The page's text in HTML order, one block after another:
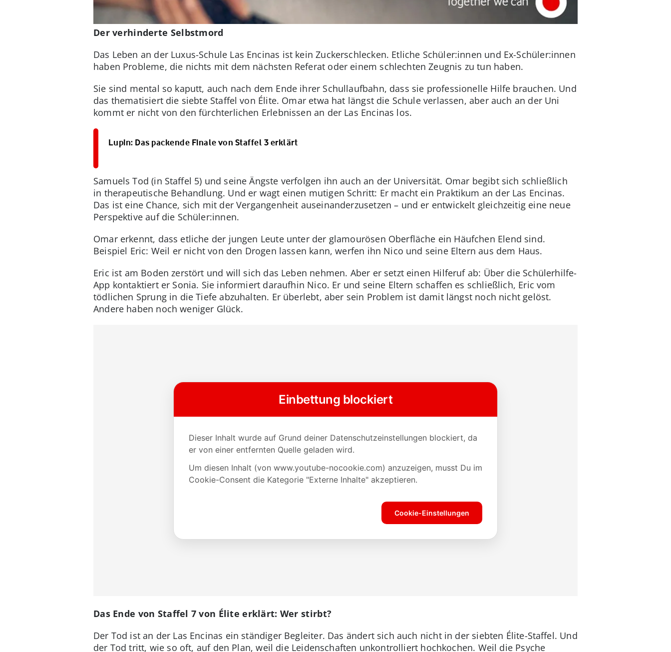
Der verhinderte Selbstmord
Das Leben an der Luxus-Schule Las Encinas ist kein Zuckerschlecken. Etliche Schüler:innen und Ex-Schüler:innen
haben Probleme, die nichts mit dem nächsten Referat oder einem schlechten Zeugnis zu tun haben.
Sie sind mental so kaputt, auch nach dem Ende ihrer Schullaufbahn, dass sie professionelle Hilfe brauchen. Und
das thematisiert die siebte Staffel von Élite. Omar etwa hat längst die Schule verlassen, aber auch an der Uni
kommt er nicht von den fürchterlichen Erlebnissen an der Las Encinas los.
Lupin: Das packende Finale von Staffel 3 erklärt
Samuels Tod (in Staffel 5) und seine Ängste verfolgen ihn auch an der Universität. Omar begibt sich schließlich
in therapeutische Behandlung. Und er wagt einen mutigen Schritt: Er macht ein Praktikum an der Las Encinas.
Das ist eine Chance, sich mit der Vergangenheit auseinanderzusetzen – und er entwickelt gleichzeitig eine neue
Perspektive auf die Schüler:innen.
Omar erkennt, dass etliche der jungen Leute unter der glamourösen Oberfläche ein Häufchen Elend sind.
Beispiel Eric: Weil er nicht von den Drogen lassen kann, werfen ihn Nico und seine Eltern aus dem Haus.
Eric ist am Boden zerstört und will sich das Leben nehmen. Aber er setzt einen Hilferuf ab: Über die Schülerhilfe-
App kontaktiert er Sonia. Sie informiert daraufhin Nico. Er und seine Eltern schaffen es schließlich, Eric vom
tödlichen Sprung in die Tiefe abzuhalten. Er überlebt, aber sein Problem ist damit längst noch nicht gelöst.
Andere haben noch weniger Glück.
Das Ende von Staffel 7 von Élite erklärt: Wer stirbt?
Der Tod ist an der Las Encinas ein ständiger Begleiter. Das ändert sich auch nicht in der siebten Élite-Staffel. Und
der Tod tritt, wie so oft, auf den Plan, weil die Leidenschaften unkontrolliert hochkochen. Weil die Psyche